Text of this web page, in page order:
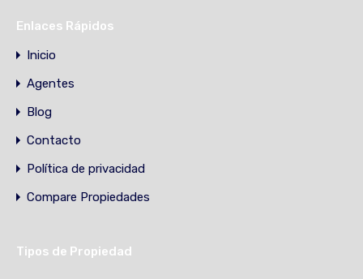
Enlaces Rápidos
Inicio
Agentes
Blog
Contacto
Política de privacidad
Compare Propiedades
Tipos de Propiedad